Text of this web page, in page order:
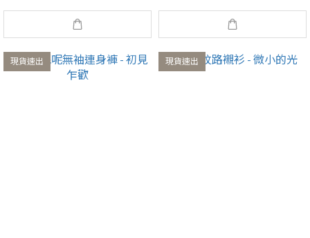
現貨速出 現貨速出